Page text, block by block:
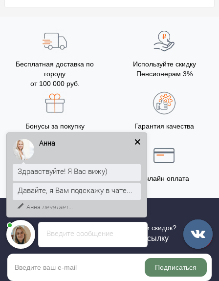
Бесплатная доставка по
городу
от 100 000 руб.
Используйте скидку
Пенсионерам 3%
Бонусы за покупку
Гарантия качества
Онлайн оплата
Хотите быть в курсе всех акций и скидок?
Подпишитесь на нашу рассылку
Подписаться
Введите сообщение
Анна
Здравствуйте! Я Вас вижу)
Давайте, я Вам подскажу в чате...
Анна печатает...